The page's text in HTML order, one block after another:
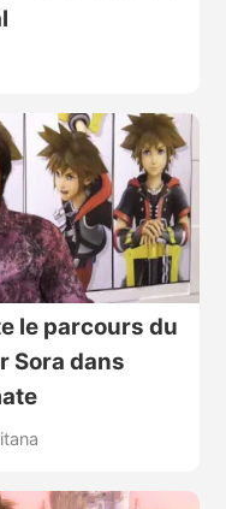
le parcours du
Sora dans